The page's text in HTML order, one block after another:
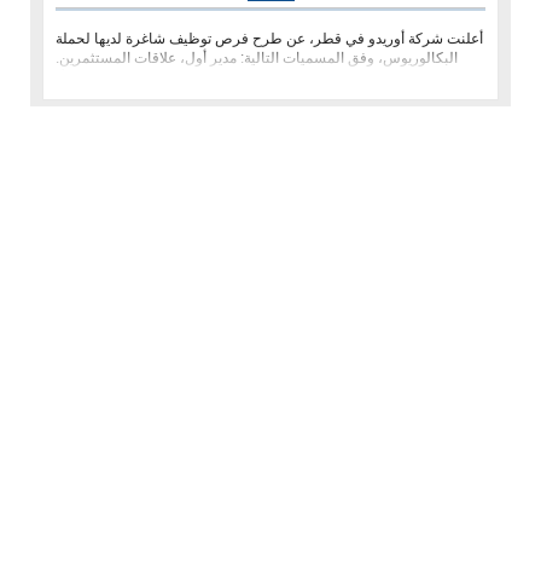
أعلنت شركة أوريدو في قطر، عن طرح فرص توظيف شاغرة لديها لحملة
البكالوريوس، وفق المسميات التالية: مدير أول، علاقات المستثمرين.